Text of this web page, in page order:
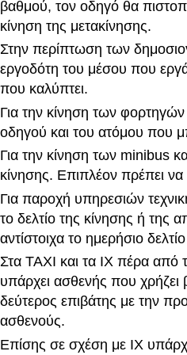
βαθμού, τον οδηγό θα
κίνηση της μετακίνησης.
Στην περίπτωση των
εργοδότη του μέσου που
που καλύπτει.
Για την κίνηση των
οδηγού και του ατόμου που
Για την κίνηση των minibus
κίνησης. Επιπλέον πρέπει
Για παροχή υπηρεσιών
το δελτίο της κίνησης ή της
αντίστοιχα το ημερήσιο
Στα ΤΑΧΙ και τα ΙΧ πέρα από
υπάρχει ασθενής που χρήζει
δεύτερος επιβάτης με την
ασθενούς.
Επίσης σε σχέση με ΙΧ